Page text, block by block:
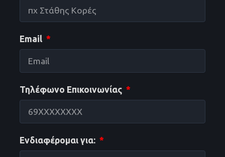
Email
Τηλέφωνο Επικοινωνίας
Ενδιαφέρομαι για: